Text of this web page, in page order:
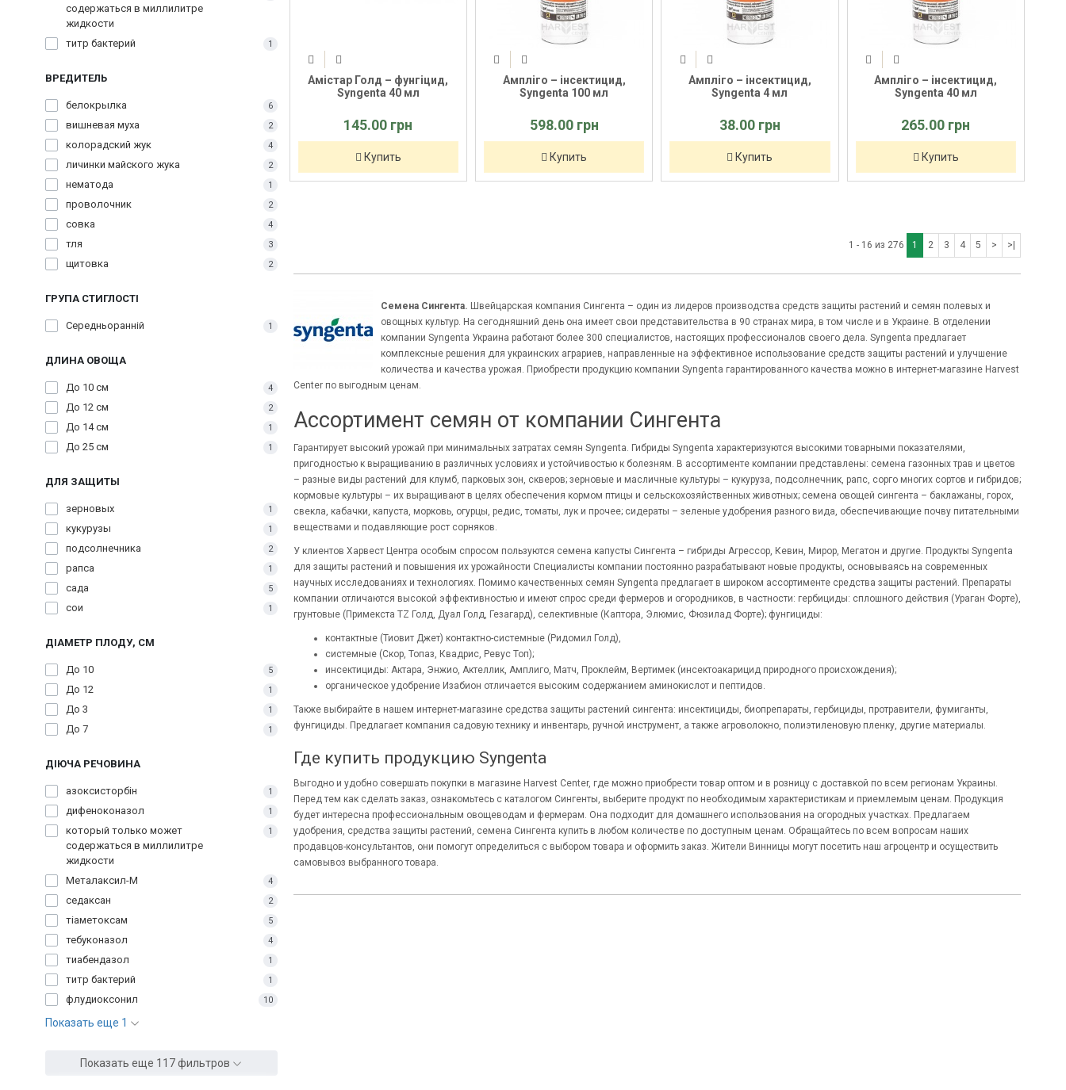
содержаться в миллилитре
жидкости
титр бактерий 1
ВРЕДИТЕЛЬ
белокрылка 6
вишневая муха 2
колорадский жук 4
личинки майского жука 2
нематода 1
проволочник 2
совка 4
тля 3
щитовка 2
ГРУПА СТИГЛОСТІ
Середньоранній 1
ДЛИНА ОВОЩА
До 10 см 4
До 12 см 2
До 14 см 1
До 25 см 1
ДЛЯ ЗАЩИТЫ
зерновых 1
кукурузы 1
подсолнечника 2
рапса 1
сада 5
сои 1
ДІАМЕТР ПЛОДУ, СМ
До 10 5
До 12 1
До 3 1
До 7 1
ДІЮЧА РЕЧОВИНА
азоксисторбін 1
дифеноконазол 1
который только может
содержаться в миллилитре
жидкости
1
Металаксил-М 4
седаксан 2
тіаметоксам 5
тебуконазол 4
тиабендазол 1
титр бактерий 1
флудиоксонил 10
Показать еще 1
Показать еще 117 фильтров
Амістар Голд – фунгіцид,
Syngenta 40 мл
145.00 грн
Купить
Ампліго – інсектицид,
Syngenta 100 мл
598.00 грн
Купить
Ампліго – інсектицид,
Syngenta 4 мл
38.00 грн
Купить
Ампліго – інсектицид,
Syngenta 40 мл
265.00 грн
Купить
1 - 16 из 276 1 2 3 4 5 > >|
Семена Сингента. Швейцарская компания Сингента – один из лидеров производства средств защиты растений и семян полевых и
овощных культур. На сегодняшний день она имеет свои представительства в 90 странах мира, в том числе и в Украине. В отделении
компании Syngenta Украина работают более 300 специалистов, настоящих профессионалов своего дела. Syngenta предлагает
комплексные решения для украинских аграриев, направленные на эффективное использование средств защиты растений и улучшение
количества и качества урожая. Приобрести продукцию компании Syngenta гарантированного качества можно в интернет-магазине Harvest
Center по выгодным ценам.
Ассортимент семян от компании Сингента
Гарантирует высокий урожай при минимальных затратах семян Syngenta. Гибриды Syngenta характеризуются высокими товарными показателями,
пригодностью к выращиванию в различных условиях и устойчивостью к болезням. В ассортименте компании представлены: семена газонных трав и цветов
– разные виды растений для клумб, парковых зон, скверов; зерновые и масличные культуры – кукуруза, подсолнечник, рапс, сорго многих сортов и гибридов;
кормовые культуры – их выращивают в целях обеспечения кормом птицы и сельскохозяйственных животных; семена овощей сингента – баклажаны, горох,
свекла, кабачки, капуста, морковь, огурцы, редис, томаты, лук и прочее; сидераты – зеленые удобрения разного вида, обеспечивающие почву питательными
веществами и подавляющие рост сорняков.
У клиентов Харвест Центра особым спросом пользуются семена капусты Сингента – гибриды Агрессор, Кевин, Мирор, Мегатон и другие. Продукты Syngenta
для защиты растений и повышения их урожайности Специалисты компании постоянно разрабатывают новые продукты, основываясь на современных
научных исследованиях и технологиях. Помимо качественных семян Syngenta предлагает в широком ассортименте средства защиты растений. Препараты
компании отличаются высокой эффективностью и имеют спрос среди фермеров и огородников, в частности: гербициды: сплошного действия (Ураган Форте),
грунтовые (Примекста TZ Голд, Дуал Голд, Гезагард), селективные (Каптора, Элюмис, Фюзилад Форте); фунгициды:
контактные (Тиовит Джет) контактно-системные (Ридомил Голд),
системные (Скор, Топаз, Квадрис, Ревус Топ);
инсектициды: Актара, Энжио, Актеллик, Амплиго, Матч, Проклейм, Вертимек (инсектоакарицид природного происхождения);
органическое удобрение Изабион отличается высоким содержанием аминокислот и пептидов.
Также выбирайте в нашем интернет-магазине средства защиты растений сингента: инсектициды, биопрепараты, гербициды, протравители, фумиганты,
фунгициды. Предлагает компания садовую технику и инвентарь, ручной инструмент, а также агроволокно, полиэтиленовую пленку, другие материалы.
Где купить продукцию Syngenta
Выгодно и удобно совершать покупки в магазине Harvest Center, где можно приобрести товар оптом и в розницу с доставкой по всем регионам Украины.
Перед тем как сделать заказ, ознакомьтесь с каталогом Сингенты, выберите продукт по необходимым характеристикам и приемлемым ценам. Продукция
будет интересна профессиональным овощеводам и фермерам. Она подходит для домашнего использования на огородных участках. Предлагаем
удобрения, средства защиты растений, семена Сингента купить в любом количестве по доступным ценам. Обращайтесь по всем вопросам наших
продавцов-консультантов, они помогут определиться с выбором товара и оформить заказ. Жители Винницы могут посетить наш агроцентр и осуществить
самовывоз выбранного товара.